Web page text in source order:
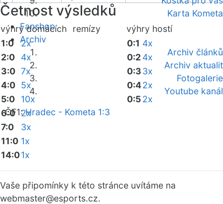
Karta Kometa
Fanshop
Archiv
Archiv článků
Archiv aktualit
Fotogalerie
Youtube kanál
ČF1:Hradec - Kometa 1:3
Četnost výsledků
výhry domácích remízy výhry hostí
1:0
2x
2:0
4x
3:0 7x
4:0 5x
5:0
10x
6:0 2x
7:0
3x
11:0 1x
14:01x
0:1 4x
0:24x
0:33x
0:42x
0:52x
Vaše připomínky k této stránce uvítáme na
webmaster@esports.cz.